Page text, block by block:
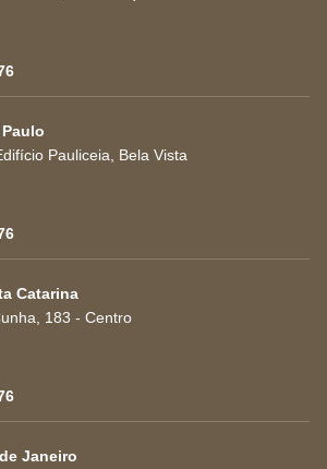
Pauliceia, Bela Vista
Catarina
183 - Centro
Janeiro